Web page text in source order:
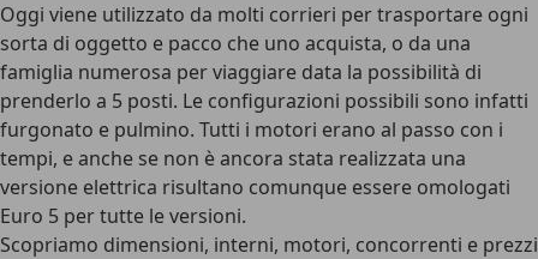
Oggi viene utilizzato da molti corrieri per trasportare ogni
sorta di oggetto e pacco che uno acquista, o da una
famiglia numerosa per viaggiare data la possibilità di
prenderlo a 5 posti. Le configurazioni possibili sono infatti
furgonato e pulmino. Tutti i motori erano al passo con i
tempi, e anche se non è ancora stata realizzata una
versione elettrica risultano comunque essere omologati
Euro 5 per tutte le versioni.
Scopriamo dimensioni, interni, motori, concorrenti e prezzi